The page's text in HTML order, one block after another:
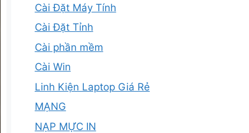
Cài Đặt Máy Tính
Cài Đặt Tỉnh
Cài phần mềm
Cài Win
Linh Kiện Laptop Giá Rẻ
MẠNG
NẠP MỰC IN